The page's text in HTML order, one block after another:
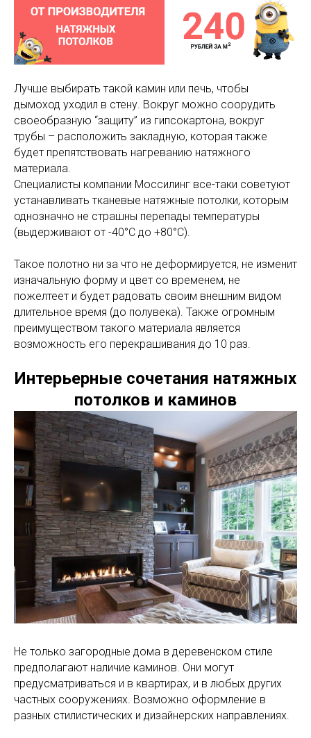
Лучше выбирать такой камин или печь, чтобы
дымоход уходил в стену. Вокруг можно соорудить
своеобразную “защиту” из гипсокартона, вокруг
трубы – расположить закладную, которая также
будет препятствовать нагреванию натяжного
материала.
Специалисты компании Моссилинг все-таки советуют
устанавливать тканевые натяжные потолки, которым
однозначно не страшны перепады температуры
(выдерживают от -40°C до +80°C).
Такое полотно ни за что не деформируется, не изменит
изначальную форму и цвет со временем, не
пожелтеет и будет радовать своим внешним видом
длительное время (до полувека). Также огромным
преимуществом такого материала является
возможность его перекрашивания до 10 раз.
Интерьерные сочетания натяжных
потолков и каминов
Не только загородные дома в деревенском стиле
предполагают наличие каминов. Они могут
предусматриваться и в квартирах, и в любых других
частных сооружениях. Возможно оформление в
разных стилистических и дизайнерских направлениях.